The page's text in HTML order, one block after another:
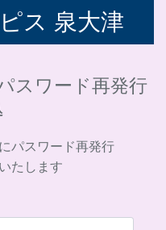
ス 泉大津
スワード再発行
パスワード再発行
たします